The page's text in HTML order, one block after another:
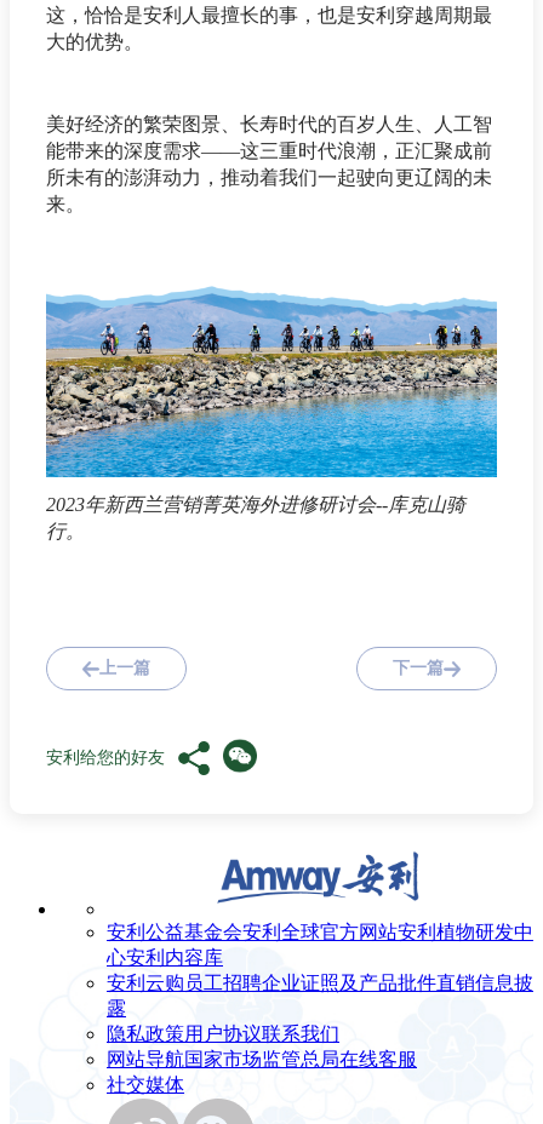
这，恰恰是安利人最擅长的事，也是安利穿越周期最
大的优势。
美好经济的繁荣图景、长寿时代的百岁人生、人工智
能带来的深度需求——这三重时代浪潮，正汇聚成前
所未有的澎湃动力，推动着我们一起驶向更辽阔的未
来。
2023年新西兰营销菁英海外进修研讨会--库克山骑
行。
上一篇 下一篇
安利给您的好友
安利公益基金会安利全球官方网站安利植物研发中
心安利内容库
安利云购 员工招聘企业证照及产品批件直销信息披
露
隐私政策用户协议联系我们
网站导航国家市场监管总局在线客服
社交媒体